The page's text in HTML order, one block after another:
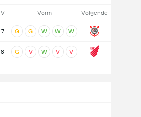
V Vorm Volgende
7 G G W W W
8 G V W V V